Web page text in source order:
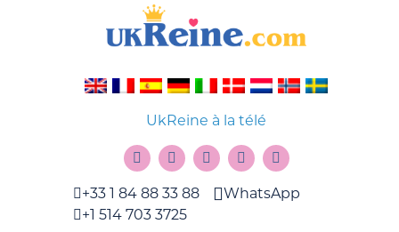
UkReine à la télé
+33 1 84 88 33 88
+1 514 703 3725
WhatsApp